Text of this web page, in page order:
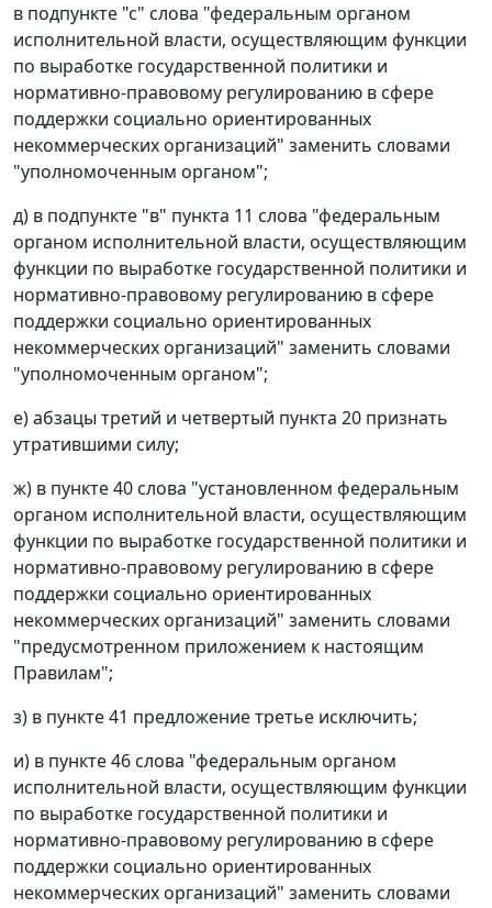
в подпункте "с" слова "федеральным органом
исполнительной власти, осуществляющим функции
по выработке государственной политики и
нормативно-правовому регулированию в сфере
поддержки социально ориентированных
некоммерческих организаций" заменить словами
"уполномоченным органом";
д) в подпункте "в" пункта 11 слова "федеральным
органом исполнительной власти, осуществляющим
функции по выработке государственной политики и
нормативно-правовому регулированию в сфере
поддержки социально ориентированных
некоммерческих организаций" заменить словами
"уполномоченным органом";
е) абзацы третий и четвертый пункта 20 признать
утратившими силу;
ж) в пункте 40 слова "установленном федеральным
органом исполнительной власти, осуществляющим
функции по выработке государственной политики и
нормативно-правовому регулированию в сфере
поддержки социально ориентированных
некоммерческих организаций" заменить словами
"предусмотренном приложением к настоящим
Правилам";
з) в пункте 41 предложение третье исключить;
и) в пункте 46 слова "федеральным органом
исполнительной власти, осуществляющим функции
по выработке государственной политики и
нормативно-правовому регулированию в сфере
поддержки социально ориентированных
некоммерческих организаций" заменить словами